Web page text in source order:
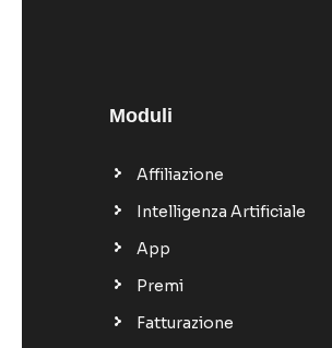
Moduli
Affiliazione
Intelligenza Artificiale
App
Premi
Fatturazione